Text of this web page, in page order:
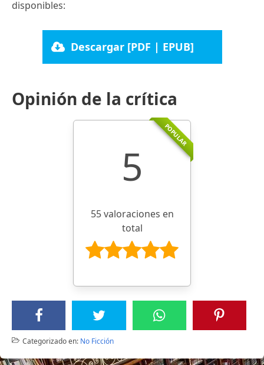
disponibles:
Descargar [PDF | EPUB]
Opinión de la crítica
POPULAR
5
55 valoraciones en
total
Categorizado en: No Ficción